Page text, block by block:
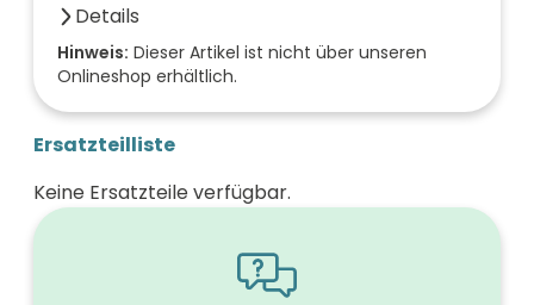
Details
Farbe der Front
520
Höhe (mm)
Tiefe (mm)
Ausführung der Beleuchtung
Hinweis: Dieser Artikel ist nicht über unseren
Onlineshop erhältlich.
Ersatzteilliste
Keine Ersatzteile verfügbar.